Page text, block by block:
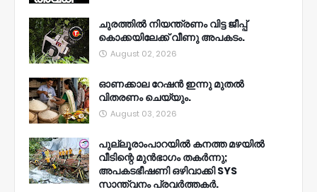
ചുരത്തിൽ നിയന്ത്രണം വിട്ട ജീപ്പ്
കൊക്കയിലേക്ക് വീണു അപകടം.
August 02, 2026
ഓണക്കാല റേഷൻ ഇന്നു മുതല്‍
വിതരണം ചെയ്യും.
August 03, 2026
പുല്ലൂരാംപാറയിൽ കനത്ത മഴയിൽ
വീടിന്റെ മുൻഭാഗം തകർന്നു;
അപകടഭീഷണി ഒഴിവാക്കി SYS
സാന്ത്വനം പ്രവർത്തകർ.